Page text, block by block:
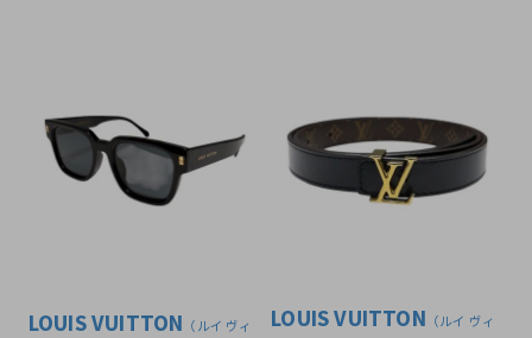
LOUIS VUITTON （ルイ ヴィ
LOUIS VUITTON （ルイ ヴィ